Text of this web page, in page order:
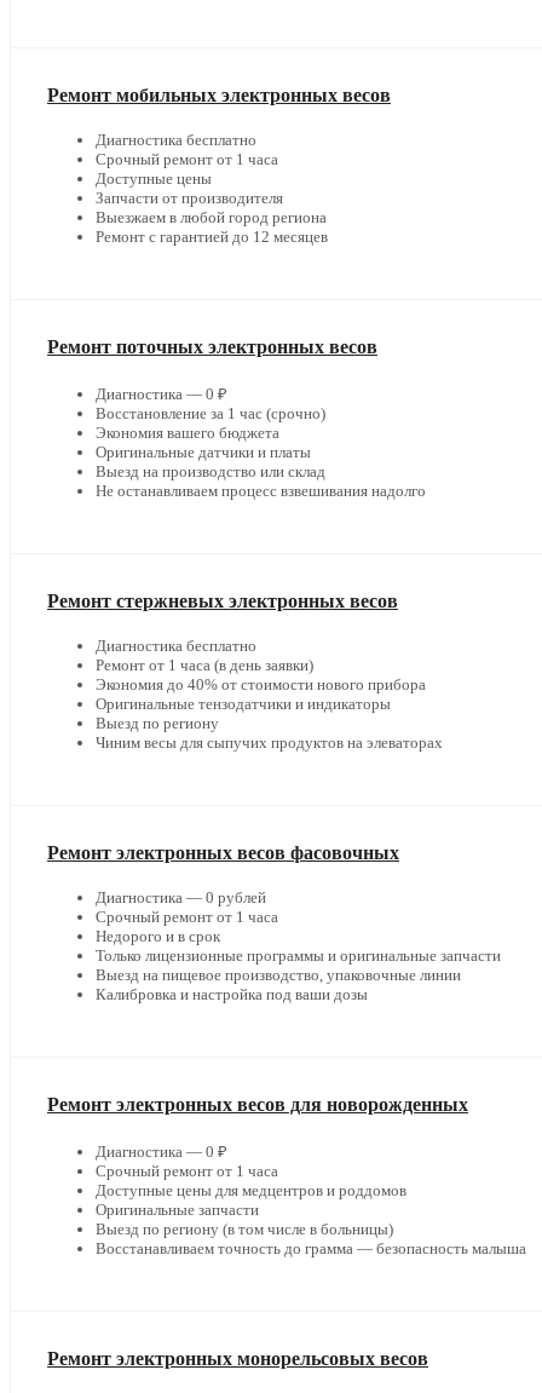
Ремонт мобильных электронных весов
Диагностика бесплатно
Срочный ремонт от 1 часа
Доступные цены
Запчасти от производителя
Выезжаем в любой город региона
Ремонт с гарантией до 12 месяцев
Ремонт поточных электронных весов
Диагностика — 0 ₽
Восстановление за 1 час (срочно)
Экономия вашего бюджета
Оригинальные датчики и платы
Выезд на производство или склад
Не останавливаем процесс взвешивания надолго
Ремонт стержневых электронных весов
Диагностика бесплатно
Ремонт от 1 часа (в день заявки)
Экономия до 40% от стоимости нового прибора
Оригинальные тензодатчики и индикаторы
Выезд по региону
Чиним весы для сыпучих продуктов на элеваторах
Ремонт электронных весов фасовочных
Диагностика — 0 рублей
Срочный ремонт от 1 часа
Недорого и в срок
Только лицензионные программы и оригинальные запчасти
Выезд на пищевое производство, упаковочные линии
Калибровка и настройка под ваши дозы
Ремонт электронных весов для новорожденных
Диагностика — 0 ₽
Срочный ремонт от 1 часа
Доступные цены для медцентров и роддомов
Оригинальные запчасти
Выезд по региону (в том числе в больницы)
Восстанавливаем точность до грамма — безопасность малыша
Ремонт электронных монорельсовых весов